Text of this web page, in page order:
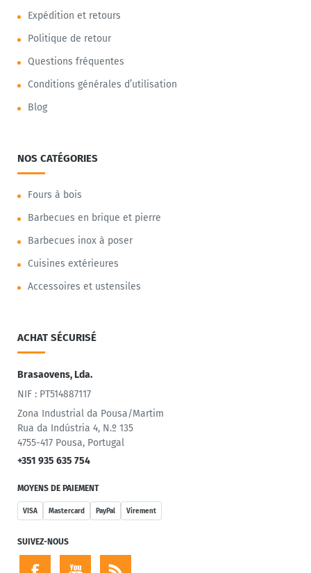
Expédition et retours
Politique de retour
Questions fréquentes
Conditions générales d’utilisation
Blog
NOS CATÉGORIES
Fours à bois
Barbecues en brique et pierre
Barbecues inox à poser
Cuisines extérieures
Accessoires et ustensiles
ACHAT SÉCURISÉ
Brasaovens, Lda.
NIF : PT514887117
Zona Industrial da Pousa/Martim
Rua da Indústria 4, N.º 135
4755-417 Pousa, Portugal
+351 935 635 754
MOYENS DE PAIEMENT
VISA Mastercard PayPal Virement
SUIVEZ-NOUS